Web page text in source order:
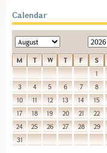
Calendar
M T W T F S
1
3
4 5 6 7 8
10
11 12 13 14 15
17
18 19 20 21 22
24
25 26 27 28 29
31